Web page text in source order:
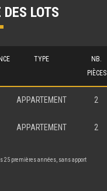
LOTS
TYPE
NB.
PIÈCES
APPARTEMENT 2
APPARTEMENT 2
25 premières années, sans apport